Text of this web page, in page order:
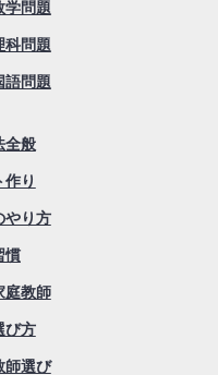
学問題
科問題
語問題
全般
作り
やり方
慣
庭教師
び方
師選び